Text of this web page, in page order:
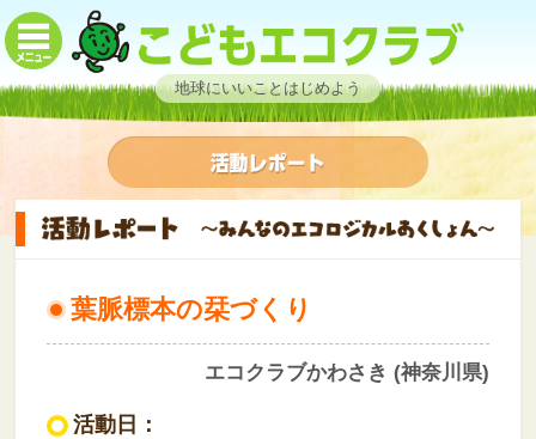
地球にいいことはじめよう
葉脈標本の栞づくり
エコクラブかわさき (神奈川県)
活動日：